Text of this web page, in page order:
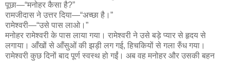
पूछा—“मनोहर कैसा है?”
रामजीदास ने उत्तर दिया—“अच्छा है।”
रामेश्वरी—“उसे पास लाओ।”
मनोहर रामेश्वरी के पास लाया गया। रामेश्वरी ने उसे बड़े प्यार से हृदय से
लगाया। आँखों से आँसुओं की झड़ी लग गई, हिचकियों से गला रुँध गया।
रामेश्वरी कुछ दिनों बाद पूर्ण स्वस्थ हो गईं। अब वह मनोहर और उसकी बहन